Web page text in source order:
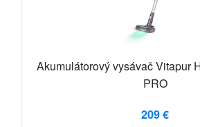
Akumulátorový vysávač Vitapur
PRO
209 €